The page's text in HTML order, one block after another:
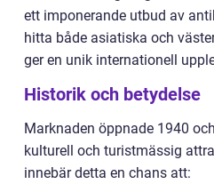
ett imponerande utbud av
hitta både asiatiska och
ger en unik internationell
Historik och betydelse
Marknaden öppnade 1940
kulturell och turistmässig
innebär detta en chans att: